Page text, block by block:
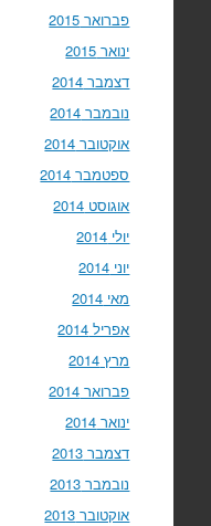
פברואר 2015
ינואר 2015
דצמבר 2014
נובמבר 2014
אוקטובר 2014
ספטמבר 2014
אוגוסט 2014
יולי 2014
יוני 2014
מאי 2014
אפריל 2014
מרץ 2014
פברואר 2014
ינואר 2014
דצמבר 2013
נובמבר 2013
אוקטובר 2013